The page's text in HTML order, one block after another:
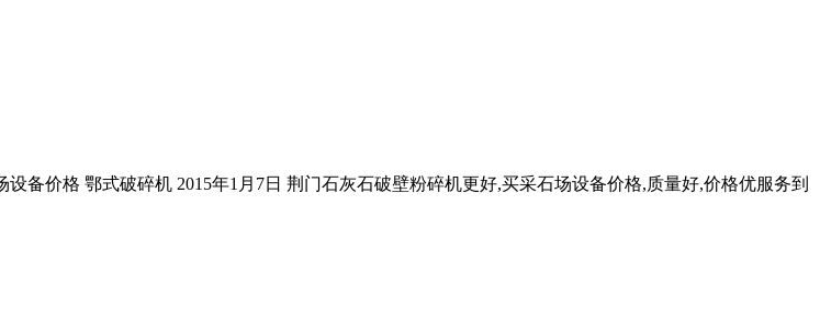
设备价格 鄂式破碎机 2015年1月7日 荆门石灰石破壁粉碎机更好,买采石场设备价格,质量好,价格优服务到